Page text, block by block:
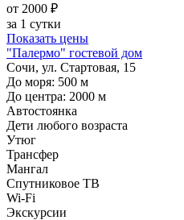
от 2000 ₽
за 1 сутки
Показать цены
"Палермо" гостевой дом
Сочи, ул. Стартовая, 15
До моря: 500 м
До центра: 2000 м
Автостоянка
Дети любого возраста
Утюг
Трансфер
Мангал
Спутниковое ТВ
Wi-Fi
Экскурсии